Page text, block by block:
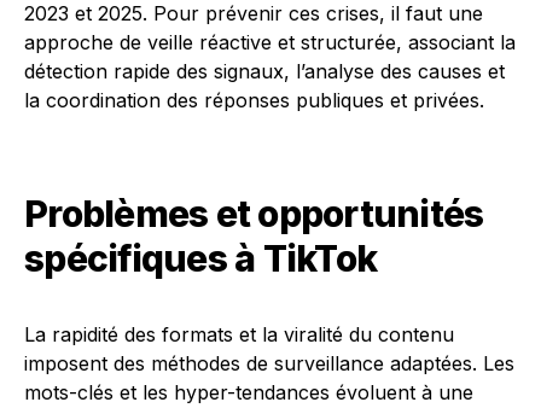
2023 et 2025. Pour prévenir ces crises, il faut une
approche de veille réactive et structurée, associant la
détection rapide des signaux, l’analyse des causes et
la coordination des réponses publiques et privées.
Problèmes et opportunités
spécifiques à TikTok
La rapidité des formats et la viralité du contenu
imposent des méthodes de surveillance adaptées. Les
mots-clés et les hyper-tendances évoluent à une